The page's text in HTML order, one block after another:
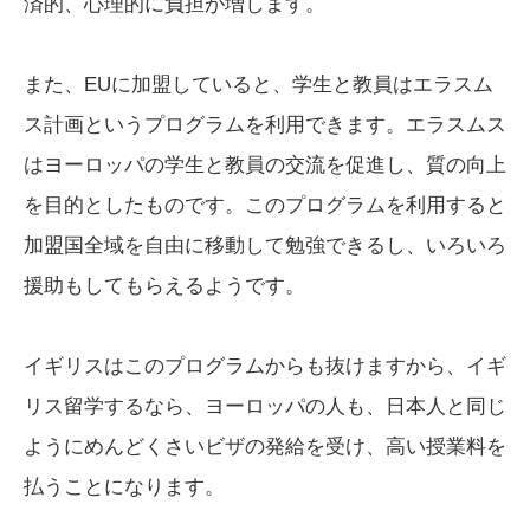
済的、心理的に負担が増します。
また、EUに加盟していると、学生と教員はエラスム
ス計画というプログラムを利用できます。エラスムス
はヨーロッパの学生と教員の交流を促進し、質の向上
を目的としたものです。このプログラムを利用すると
加盟国全域を自由に移動して勉強できるし、いろいろ
援助もしてもらえるようです。
イギリスはこのプログラムからも抜けますから、イギ
リス留学するなら、ヨーロッパの人も、日本人と同じ
ようにめんどくさいビザの発給を受け、高い授業料を
払うことになります。